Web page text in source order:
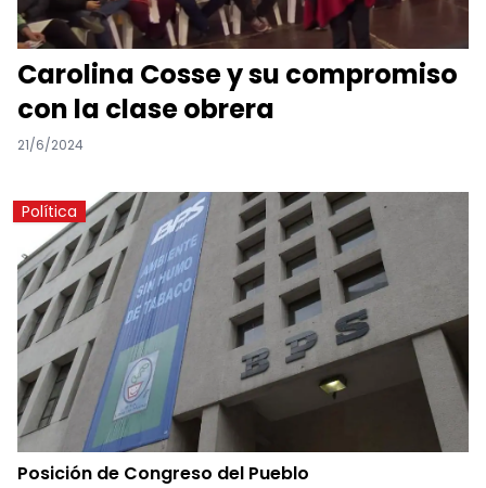
Carolina Cosse y su compromiso
con la clase obrera
21/6/2024
Política
Posición de Congreso del Pueblo